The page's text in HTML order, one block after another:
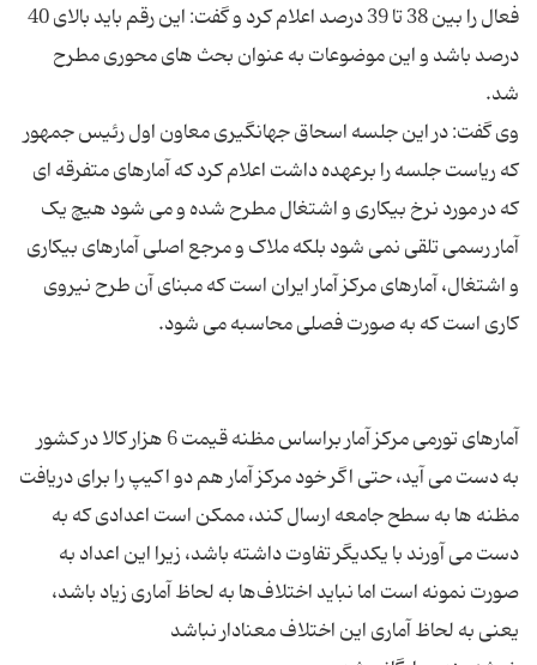
فعال را بین 38 تا 39 درصد اعلام کرد و گفت: این رقم باید بالای 40
درصد باشد و این موضوعات به عنوان بحث های محوری مطرح
وی گفت: در این جلسه اسحاق جهانگیری معاون اول رئیس جمهور
که ریاست جلسه را برعهده داشت اعلام کرد که آمارهای متفرقه ای
که در مورد نرخ بیکاری و اشتغال مطرح شده و می شود هیچ یک
آمار رسمی تلقی نمی شود بلکه ملاک و مرجع اصلی آمارهای بیکاری
و اشتغال، آمارهای مرکز آمار ایران است که مبنای آن طرح نیروی
آمارهای تورمی مرکز آمار براساس مظنه قیمت 6 هزار کالا در کشور
به دست می آید، حتی اگر خود مرکز آمار هم دو اکیپ را برای دریافت
مظنه ها به سطح جامعه ارسال کند، ممکن است اعدادی که به
دست می آورند با یکدیگر تفاوت داشته باشد، زیرا این اعداد به
صورت نمونه است اما نباید اختلاف‌ها به لحاظ آماری زیاد باشد،